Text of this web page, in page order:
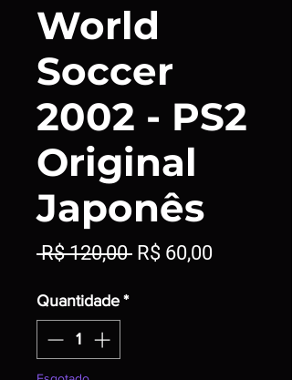
World
Soccer
2002 - PS2
Original
Japonês
R$ 120,00 Preço
R$ 60,00Preço
Quantidade *